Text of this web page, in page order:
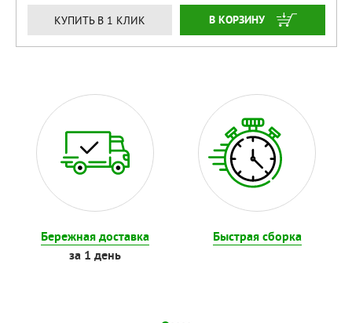
КУПИТЬ В 1 КЛИК КУПИТЬ
Бережная доставка
за 1 день
Быстрая сборка